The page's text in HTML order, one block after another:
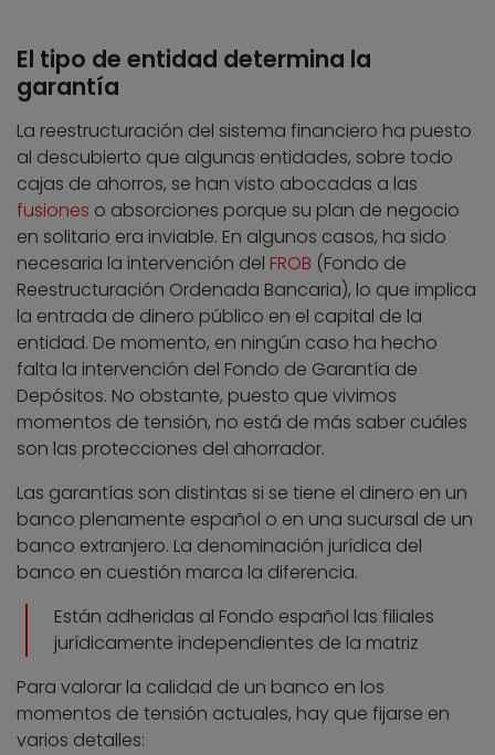
El tipo de entidad determina la
garantía
La reestructuración del sistema financiero ha puesto
al descubierto que algunas entidades, sobre todo
cajas de ahorros, se han visto abocadas a las
fusiones o absorciones porque su plan de negocio
en solitario era inviable. En algunos casos, ha sido
necesaria la intervención del FROB (Fondo de
Reestructuración Ordenada Bancaria), lo que implica
la entrada de dinero público en el capital de la
entidad. De momento, en ningún caso ha hecho
falta la intervención del Fondo de Garantía de
Depósitos. No obstante, puesto que vivimos
momentos de tensión, no está de más saber cuáles
son las protecciones del ahorrador.
Las garantías son distintas si se tiene el dinero en un
banco plenamente español o en una sucursal de un
banco extranjero. La denominación jurídica del
banco en cuestión marca la diferencia.
Están adheridas al Fondo español las filiales
jurídicamente independientes de la matriz
Para valorar la calidad de un banco en los
momentos de tensión actuales, hay que fijarse en
varios detalles: